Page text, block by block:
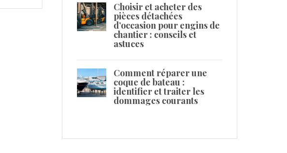
Choisir et acheter des
pièces détachées
d’occasion pour engins de
chantier : conseils et
astuces
Comment réparer une
coque de bateau :
identifier et traiter les
dommages courants